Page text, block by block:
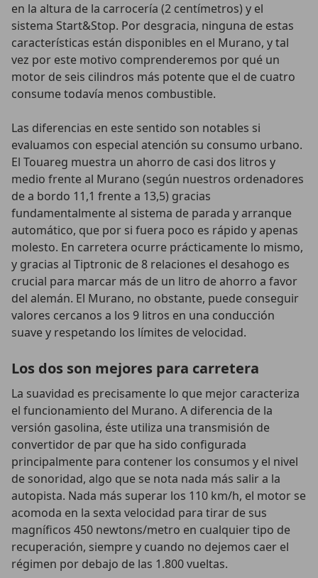
en la altura de la carrocería (2 centímetros) y el
sistema Start&Stop. Por desgracia, ninguna de estas
características están disponibles en el Murano, y tal
vez por este motivo comprenderemos por qué un
motor de seis cilindros más potente que el de cuatro
consume todavía menos combustible.
Las diferencias en este sentido son notables si
evaluamos con especial atención su consumo urbano.
El Touareg muestra un ahorro de casi dos litros y
medio frente al Murano (según nuestros ordenadores
de a bordo 11,1 frente a 13,5) gracias
fundamentalmente al sistema de parada y arranque
automático, que por si fuera poco es rápido y apenas
molesto. En carretera ocurre prácticamente lo mismo,
y gracias al Tiptronic de 8 relaciones el desahogo es
crucial para marcar más de un litro de ahorro a favor
del alemán. El Murano, no obstante, puede conseguir
valores cercanos a los 9 litros en una conducción
suave y respetando los límites de velocidad.
Los dos son mejores para carretera
La suavidad es precisamente lo que mejor caracteriza
el funcionamiento del Murano. A diferencia de la
versión gasolina, éste utiliza una transmisión de
convertidor de par que ha sido configurada
principalmente para contener los consumos y el nivel
de sonoridad, algo que se nota nada más salir a la
autopista. Nada más superar los 110 km/h, el motor se
acomoda en la sexta velocidad para tirar de sus
magníficos 450 newtons/metro en cualquier tipo de
recuperación, siempre y cuando no dejemos caer el
régimen por debajo de las 1.800 vueltas.